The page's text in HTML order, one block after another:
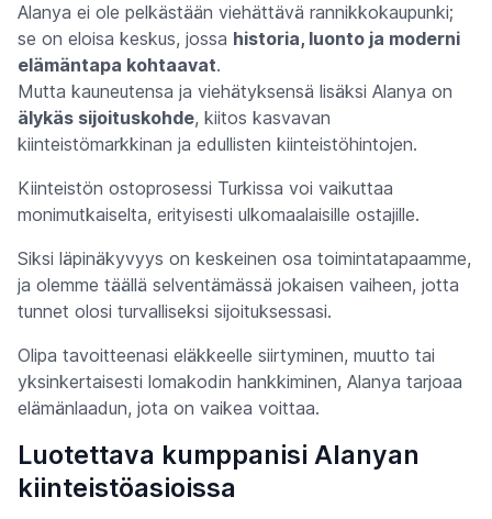
Alanya ei ole pelkästään viehättävä rannikkokaupunki;
se on eloisa keskus, jossa historia, luonto ja moderni
elämäntapa kohtaavat.
Mutta kauneutensa ja viehätyksensä lisäksi Alanya on
älykäs sijoituskohde, kiitos kasvavan
kiinteistömarkkinan ja edullisten kiinteistöhintojen.
Kiinteistön ostoprosessi Turkissa voi vaikuttaa
monimutkaiselta, erityisesti ulkomaalaisille ostajille.
Siksi läpinäkyvyys on keskeinen osa toimintatapaamme,
ja olemme täällä selventämässä jokaisen vaiheen, jotta
tunnet olosi turvalliseksi sijoituksessasi.
Olipa tavoitteenasi eläkkeelle siirtyminen, muutto tai
yksinkertaisesti lomakodin hankkiminen, Alanya tarjoaa
elämänlaadun, jota on vaikea voittaa.
Luotettava kumppanisi Alanyan
kiinteistöasioissa